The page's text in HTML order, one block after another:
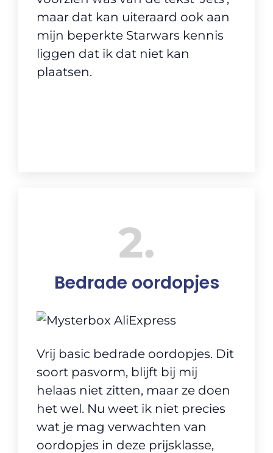
maar dat kan uiteraard ook aan
mijn beperkte Starwars kennis
liggen dat ik dat niet kan
plaatsen.
2
Bedrade oordopjes
Vrij basic bedrade oordopjes. Dit
soort pasvorm, blijft bij mij
helaas niet zitten, maar ze doen
het wel. Nu weet ik niet precies
wat je mag verwachten van
oordopjes in deze prijsklasse,